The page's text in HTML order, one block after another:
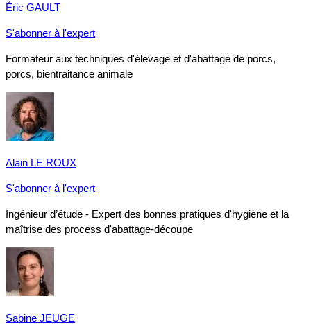
Éric GAULT
S'abonner à l'expert
Formateur aux techniques d'élevage et d'abattage de porcs,
porcs, bientraitance animale
Alain LE ROUX
S'abonner à l'expert
Ingénieur d’étude - Expert des bonnes pratiques d'hygiène et la
maîtrise des process d'abattage-découpe
Sabine JEUGE